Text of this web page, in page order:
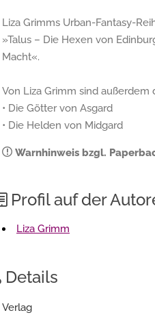
Liza Grimms Urban-Fantasy-
»Talus – Die Hexen von
Macht«.
Von Liza Grimm sind
• Die Götter von Asgard
• Die Helden von Midgard
Warnhinweis bzgl.
Profil auf der
Liza Grimm
Details
Verlag